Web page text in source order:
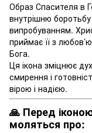
Образ Спасителя в
внутрішню
випробуванням.
приймає її з
Бога.
Ця ікона зміцнює
смирення і
вірою і надією.
🙏 Перед
моляться про: